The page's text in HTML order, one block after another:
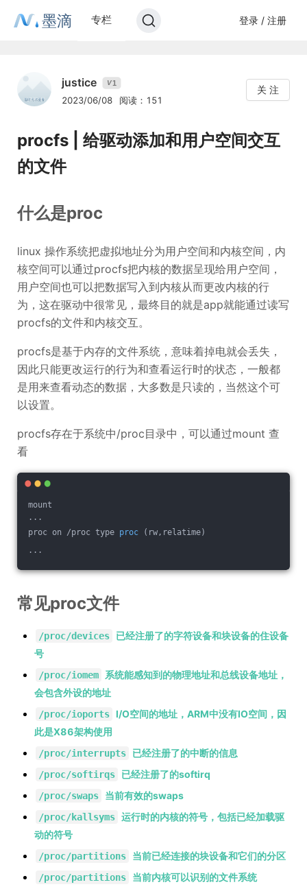
墨滴 专栏 登录 / 注册
justice V1
2023/06/08 阅读：151
关 注
procfs | 给驱动添加和用户空间交互
的文件
什么是proc
linux 操作系统把虚拟地址分为用户空间和内核空间，内
核空间可以通过procfs把内核的数据呈现给用户空间，
用户空间也可以把数据写入到内核从而更改内核的行
为，这在驱动中很常见，最终目的就是app就能通过读写
procfs的文件和内核交互。
procfs是基于内存的文件系统，意味着掉电就会丢失，
因此只能更改运行的行为和查看运行时的状态，一般都
是用来查看动态的数据，大多数是只读的，当然这个可
以设置。
procfs存在于系统中/proc目录中，可以通过mount 查
看
mount
...
proc on /proc type proc
(rw,relatime)
...
常见proc文件
/proc/devices
已经注册了的字符设备和块设备的住设备
号
/proc/iomem
系统能感知到的物理地址和总线设备地址，
会包含外设的地址
/proc/ioports
I/O空间的地址，ARM中没有IO空间，因
此是X86架构使用
/proc/interrupts 已经注册了的中断的信息
/proc/softirqs 已经注册了的softirq
/proc/swaps 当前有效的swaps
/proc/kallsyms 运行时的内核的符号，包括已经加载驱
动的符号
/proc/partitions 当前已经连接的块设备和它们的分区
/proc/partitions 当前内核可以识别的文件系统